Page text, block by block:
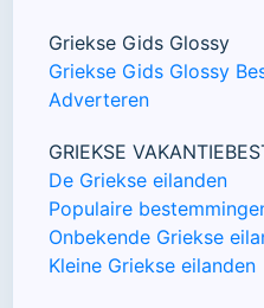
Griekse Gids Glossy
Griekse Gids Glossy
Adverteren
GRIEKSE
De Griekse eilanden
Populaire
Onbekende Griekse
Kleine Griekse eilanden